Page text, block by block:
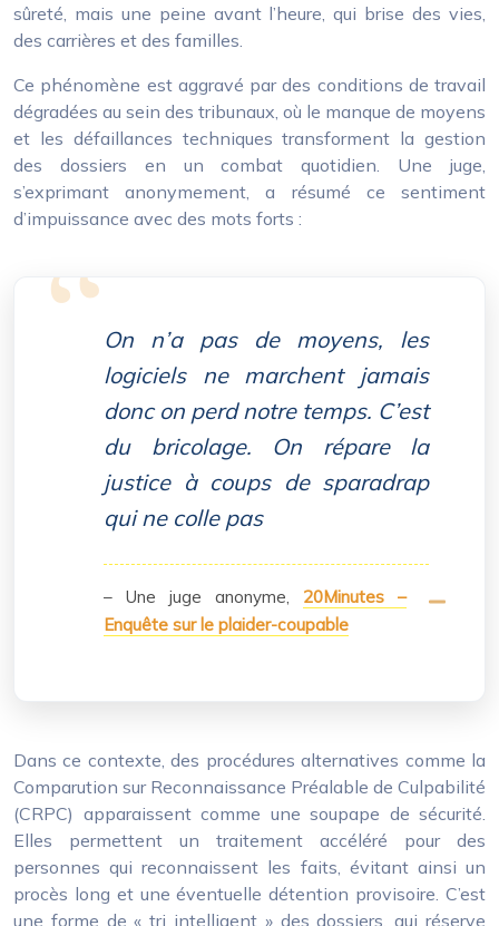
sûreté, mais une peine avant l’heure, qui brise des vies,
des carrières et des familles.
Ce phénomène est aggravé par des conditions de travail
dégradées au sein des tribunaux, où le manque de moyens
et les défaillances techniques transforment la gestion
des dossiers en un combat quotidien. Une juge,
s’exprimant anonymement, a résumé ce sentiment
d’impuissance avec des mots forts :
On n’a pas de moyens, les
logiciels ne marchent jamais
donc on perd notre temps. C’est
du bricolage. On répare la
justice à coups de sparadrap
qui ne colle pas
– Une juge anonyme, 20Minutes –
Enquête sur le plaider-coupable
Dans ce contexte, des procédures alternatives comme la
Comparution sur Reconnaissance Préalable de Culpabilité
(CRPC) apparaissent comme une soupape de sécurité.
Elles permettent un traitement accéléré pour des
personnes qui reconnaissent les faits, évitant ainsi un
procès long et une éventuelle détention provisoire. C’est
une forme de « tri intelligent » des dossiers, qui réserve